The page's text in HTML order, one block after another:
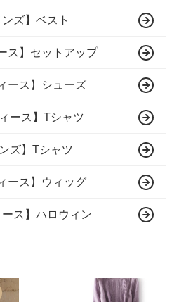
ンズ】ベスト
ス】セットアップ
ース】シューズ
ィース】Tシャツ
ンズ】Tシャツ
ース】ウィッグ
ース】ハロウィン